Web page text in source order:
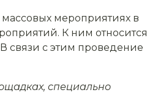
массовых мероприятиях в
К ним относится
связи с этим проведение
специально